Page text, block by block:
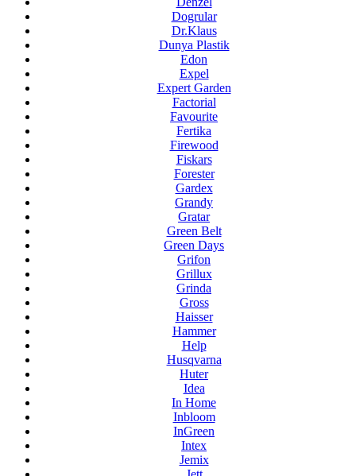
Dogrular
Dr.Klaus
Dunya Plastik
Edon
Expel
Expert Garden
Factorial
Favourite
Fertika
Firewood
Fiskars
Forester
Gardex
Grandy
Gratar
Green Belt
Green Days
Grifon
Grillux
Grinda
Gross
Haisser
Hammer
Help
Husqvarna
Huter
Idea
In Home
Inbloom
InGreen
Intex
Jemix